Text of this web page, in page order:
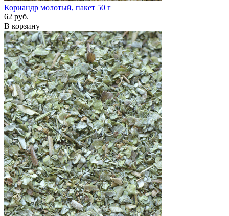
Кориандр молотый, пакет 50 г
62 руб.
В корзину